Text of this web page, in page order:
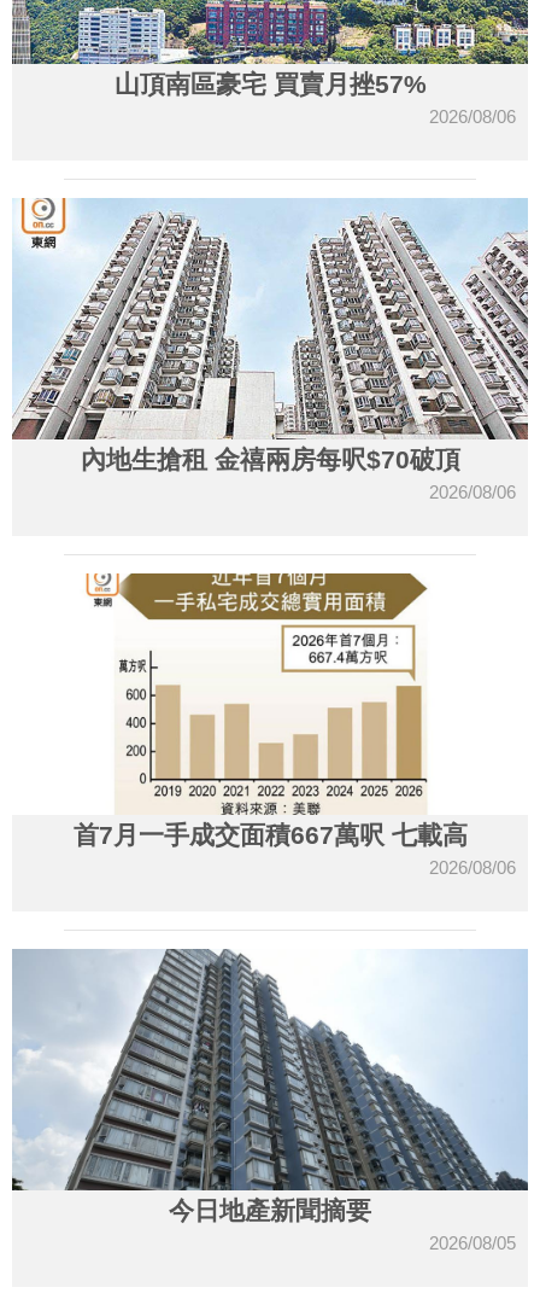
山頂南區豪宅 買賣月挫57%
2026/08/06
內地生搶租 金禧兩房每呎$70破頂
2026/08/06
首7月一手成交面積667萬呎 七載高
2026/08/06
今日地產新聞摘要
2026/08/05